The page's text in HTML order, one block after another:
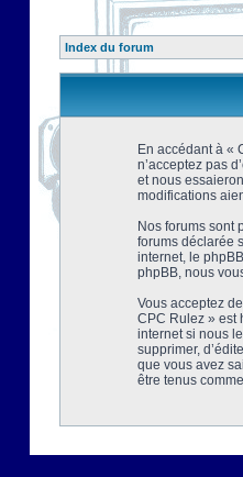
Index du forum
En accédant à «
n’acceptez pas
et nous
modifications
Nos forums sont
forums déclarée
internet, le
phpBB, nous
Vous acceptez
CPC Rulez » est
internet si nous
supprimer,
que vous avez
être tenus